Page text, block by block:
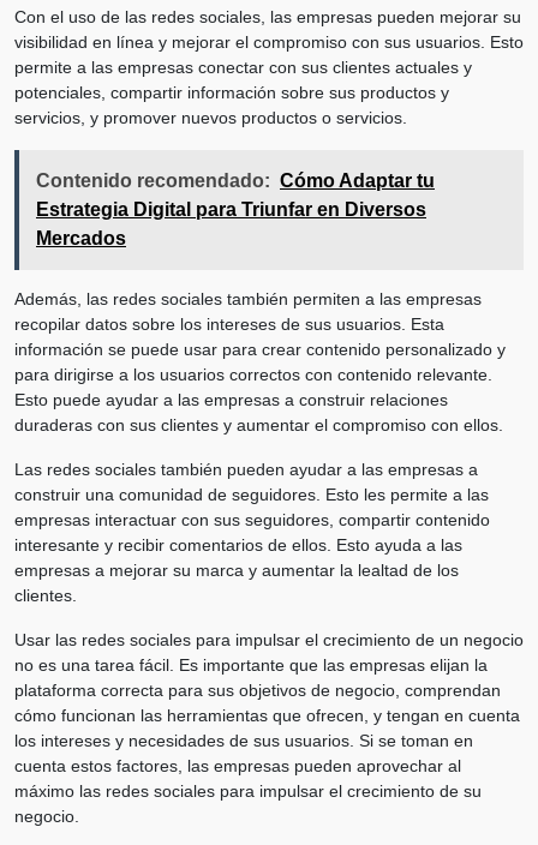
Con el uso de las redes sociales, las empresas pueden mejorar su
visibilidad en línea y mejorar el compromiso con sus usuarios. Esto
permite a las empresas conectar con sus clientes actuales y
potenciales, compartir información sobre sus productos y
servicios, y promover nuevos productos o servicios.
Contenido recomendado: Cómo Adaptar tu
Estrategia Digital para Triunfar en Diversos
Mercados
Además, las redes sociales también permiten a las empresas
recopilar datos sobre los intereses de sus usuarios. Esta
información se puede usar para crear contenido personalizado y
para dirigirse a los usuarios correctos con contenido relevante.
Esto puede ayudar a las empresas a construir relaciones
duraderas con sus clientes y aumentar el compromiso con ellos.
Las redes sociales también pueden ayudar a las empresas a
construir una comunidad de seguidores. Esto les permite a las
empresas interactuar con sus seguidores, compartir contenido
interesante y recibir comentarios de ellos. Esto ayuda a las
empresas a mejorar su marca y aumentar la lealtad de los
clientes.
Usar las redes sociales para impulsar el crecimiento de un negocio
no es una tarea fácil. Es importante que las empresas elijan la
plataforma correcta para sus objetivos de negocio, comprendan
cómo funcionan las herramientas que ofrecen, y tengan en cuenta
los intereses y necesidades de sus usuarios. Si se toman en
cuenta estos factores, las empresas pueden aprovechar al
máximo las redes sociales para impulsar el crecimiento de su
negocio.